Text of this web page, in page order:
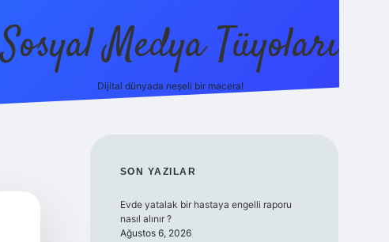
Sosyal Medya Tüyoları
Dijital dünyada neşeli bir macera!
SIDEBAR
SON YAZILAR
Evde yatalak bir hastaya engelli raporu
nasıl alınır ?
Ağustos 6, 2026